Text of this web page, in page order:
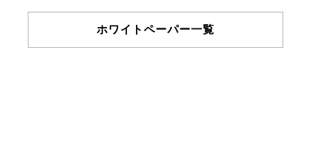
ホワイトペーパー一覧